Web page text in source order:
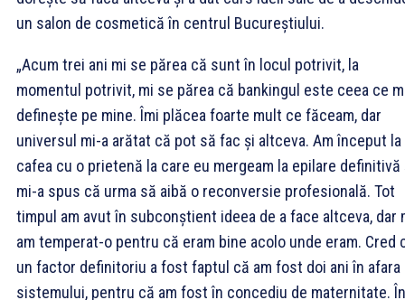
un salon de cosmetică în centrul Bucureştiului.
„Acum trei ani mi se părea că sunt în locul potrivit, la
momentul potrivit, mi se părea că bankingul este ceea ce
defineşte pe mine. Îmi plăcea foarte mult ce făceam, dar
universul mi-a arătat că pot să fac şi altceva. Am început la
cafea cu o prietenă la care eu mergeam la epilare definitivă
mi-a spus că urma să aibă o reconversie profesională. Tot
timpul am avut în subconştient ideea de a face altceva, dar
am temperat-o pentru că eram bine acolo unde eram. Cred
un factor definitoriu a fost faptul că am fost doi ani în afara
sistemului, pentru că am fost în concediu de maternitate. În